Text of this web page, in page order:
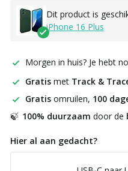
Dit product is
iPhone 16 Plus
Morgen in huis? Je hebt
Gratismet Track &
Gratisomruilen, 100
🍃 100% duurzaam door de
Hier al aan gedacht?